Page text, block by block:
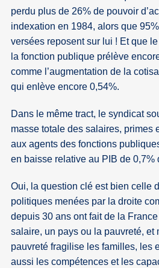
perdu plus de 26% de pouvoir
indexation en 1984, alors que
versées reposent sur lui ! Et que
la fonction publique prélève
comme l’augmentation de la
qui enlève encore 0,54%.
Dans le même tract, le syndicat
masse totale des salaires, primes
aux agents des fonctions
en baisse relative au PIB de 0,7%
Oui, la question clé est bien celle
politiques menées par la droite
depuis 30 ans ont fait de la
salaire, un pays ou la pauvreté, et
pauvreté fragilise les familles, les
aussi les compétences et les